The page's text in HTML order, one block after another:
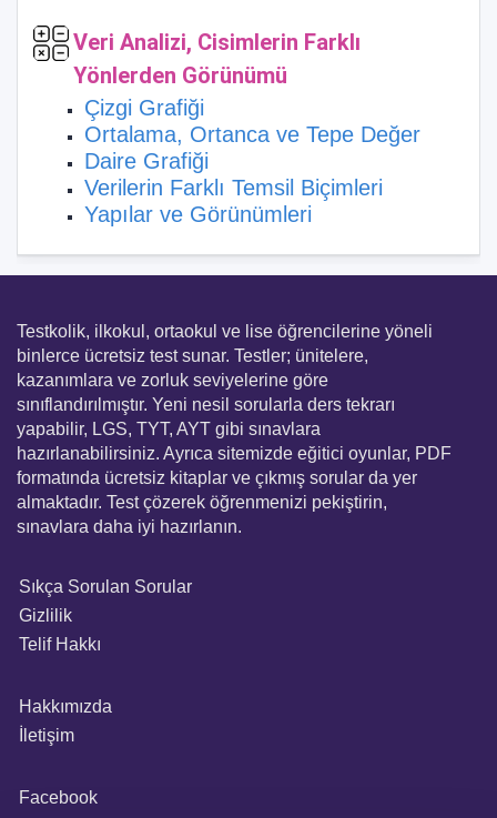
Veri Analizi, Cisimlerin Farklı
Yönlerden Görünümü
Çizgi Grafiği
Ortalama, Ortanca ve Tepe Değer
Daire Grafiği
Verilerin Farklı Temsil Biçimleri
Yapılar ve Görünümleri
Testkolik, ilkokul, ortaokul ve lise öğrencilerine yöneli
binlerce ücretsiz test sunar. Testler; ünitelere,
kazanımlara ve zorluk seviyelerine göre
sınıflandırılmıştır. Yeni nesil sorularla ders tekrarı
yapabilir, LGS, TYT, AYT gibi sınavlara
hazırlanabilirsiniz. Ayrıca sitemizde eğitici oyunlar, PDF
formatında ücretsiz kitaplar ve çıkmış sorular da yer
almaktadır. Test çözerek öğrenmenizi pekiştirin,
sınavlara daha iyi hazırlanın.
Sıkça Sorulan Sorular
Gizlilik
Telif Hakkı
Hakkımızda
İletişim
Facebook